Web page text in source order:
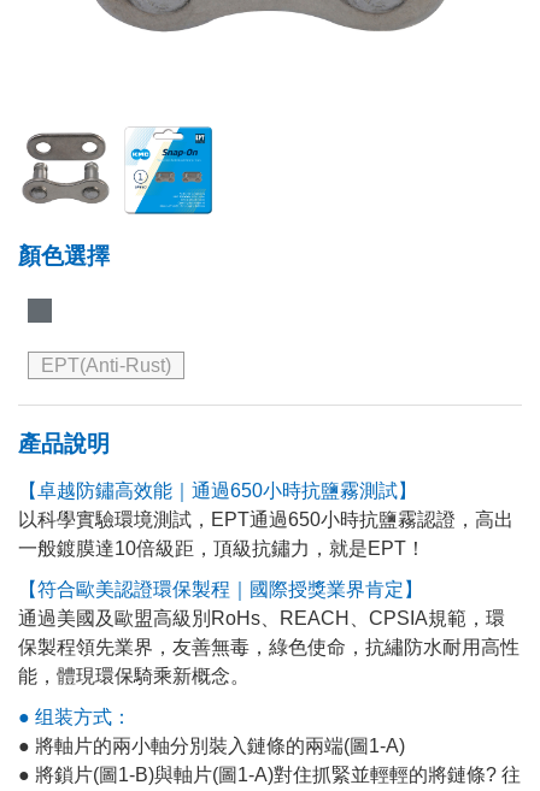
顏色選擇
EPT(Anti-Rust)
產品說明
【卓越防鏽高效能｜通過650小時抗鹽霧測試】
以科學實驗環境測試，EPT通過650小時抗鹽霧認證，高出
一般鍍膜達10倍級距，頂級抗鏽力，就是EPT！
【符合歐美認證環保製程｜國際授獎業界肯定】
通過美國及歐盟高級別RoHs、REACH、CPSIA規範，環
保製程領先業界，友善無毒，綠色使命，抗繡防水耐用高性
能，體現環保騎乘新概念。
● 组装方式：
● 將軸片的兩小軸分別裝入鏈條的兩端(圖1-A)
● 將鎖片(圖1-B)與軸片(圖1-A)對住抓緊並輕輕的將鏈條? 往